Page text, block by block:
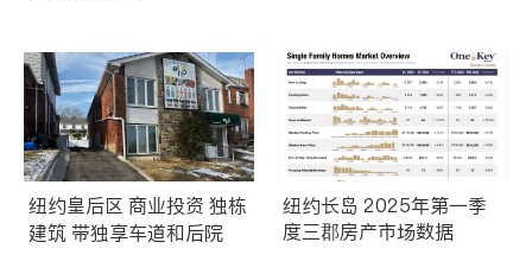
纽约皇后区 商业投资 独栋
建筑 带独享车道和后院
纽约长岛 2025年第一季
度三郡房产市场数据